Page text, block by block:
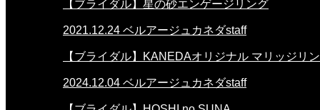
【ブライダル】星の砂エンゲージリング
2021.12.24 ベルアージュカネダstaff
【ブライダル】KANEDAオリジナル マリッジリ
2024.12.04 ベルアージュカネダstaff